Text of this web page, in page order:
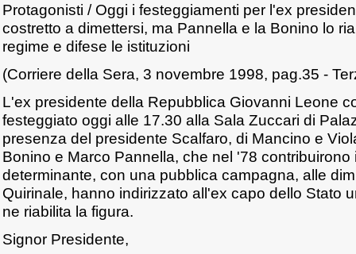
Protagonisti / Oggi i festeggiamenti per l'ex
costretto a dimettersi, ma Pannella e la Bonino lo
regime e difese le istituzioni
(Corriere della Sera, 3 novembre 1998, pag.35 -
L'ex presidente della Repubblica Giovanni Leone
festeggiato oggi alle 17.30 alla Sala Zuccari di
presenza del presidente Scalfaro, di Mancino e
Bonino e Marco Pannella, che nel '78 contribuirono
determinante, con una pubblica campagna, alle
Quirinale, hanno indirizzato all'ex capo dello Stato
ne riabilita la figura.
Signor Presidente,